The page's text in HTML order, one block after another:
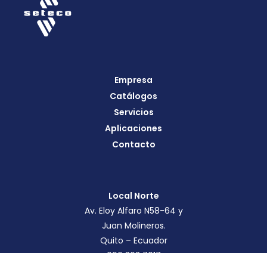
Empresa
Catálogos
Servicios
Aplicaciones
Contacto
Local Norte
Av. Eloy Alfaro N58-64 y
Juan Molineros.
Quito – Ecuador